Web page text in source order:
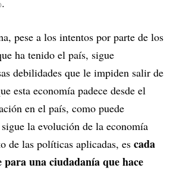
pese a los intentos por parte de los
ha tenido el país, sigue
debilidades que le impiden salir de
esta economía padece desde el
en el país, como puede
la evolución de la economía
de las políticas aplicadas, es cada
para una ciudadanía que hace